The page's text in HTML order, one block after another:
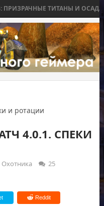
ТИТАНЫ И ОСАДА НА ИЗМОР
и ротации
4.0.1. СПЕКИ
Охотника
25
Reddit